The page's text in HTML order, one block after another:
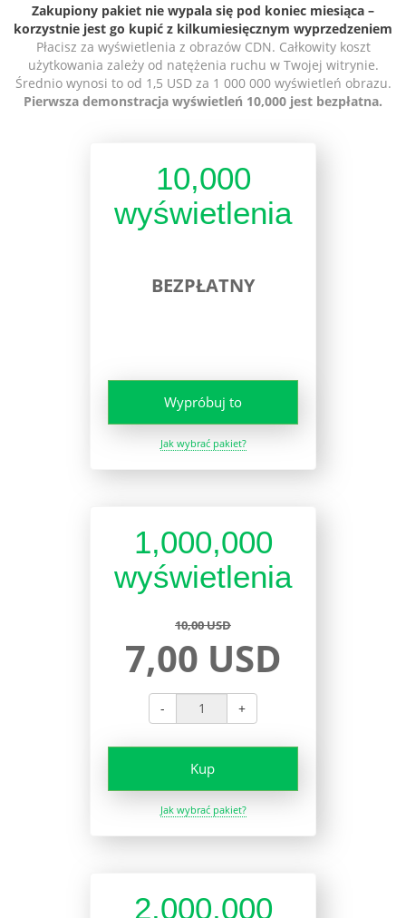
Zakupiony pakiet nie wypala się pod koniec miesiąca –
korzystnie jest go kupić z kilkumiesięcznym wyprzedzeniem
Płacisz za wyświetlenia z obrazów CDN. Całkowity koszt
użytkowania zależy od natężenia ruchu w Twojej witrynie.
Średnio wynosi to od 1,5 USD za 1 000 000 wyświetleń obrazu.
Pierwsza demonstracja wyświetleń 10,000 jest bezpłatna.
10,000
wyświetlenia
BEZPŁATNY
Wypróbuj to
Jak wybrać pakiet?
1,000,000
wyświetlenia
10,00 USD
7,00 USD
- +
Kup
Jak wybrać pakiet?
2,000,000